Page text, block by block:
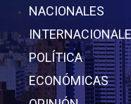
NACIONALES
POLÍTICA
ECONÓMICAS